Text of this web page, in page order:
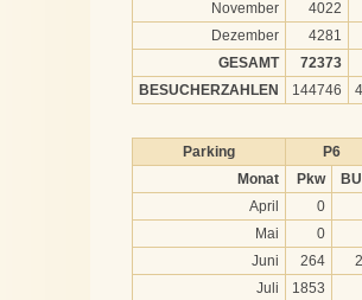
November
4022
Dezember
4281
GESAMT
72373
BESUCHERZAHLEN
144746
Parking
P6
Monat
Pkw
April
0
Mai
0
Juni
264
Juli
1853